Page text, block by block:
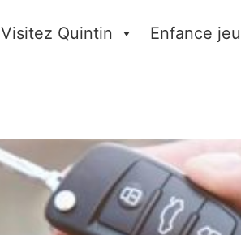
Visitez Quintin Enfance